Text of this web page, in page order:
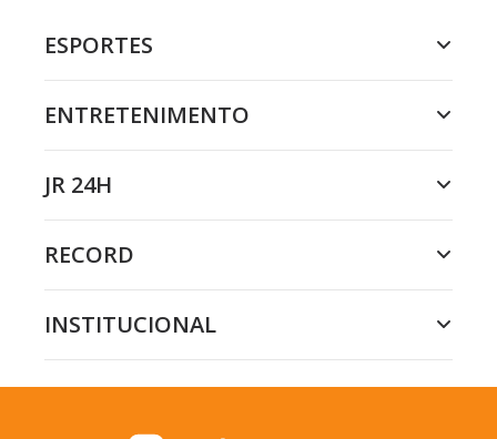
ESPORTES
ENTRETENIMENTO
JR 24H
RECORD
INSTITUCIONAL